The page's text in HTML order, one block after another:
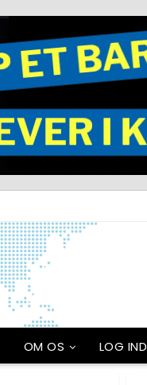
OM OS LOG IND